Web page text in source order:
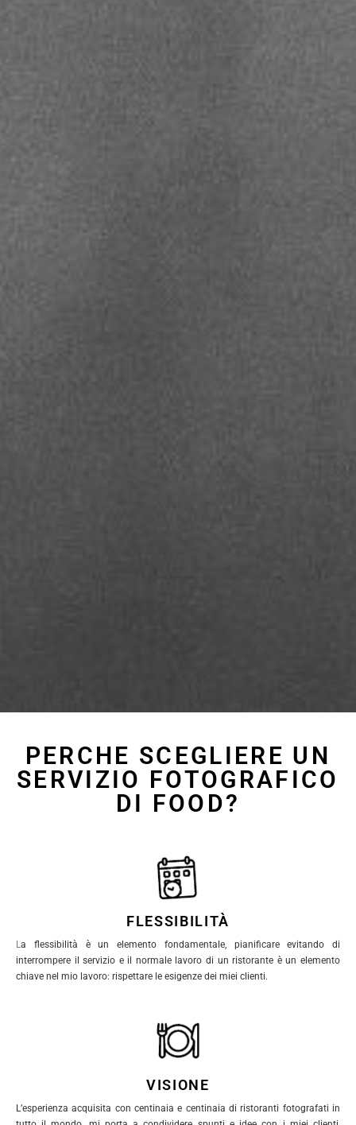
PERCHE SCEGLIERE UN
SERVIZIO FOTOGRAFICO
DI FOOD?
FLESSIBILITÀ
La flessibilità è un elemento fondamentale, pianificare evitando di
interrompere il servizio e il normale lavoro di un ristorante è un elemento
chiave nel mio lavoro: rispettare le esigenze dei miei clienti.
VISIONE
L’esperienza acquisita con centinaia e centinaia di ristoranti fotografati in